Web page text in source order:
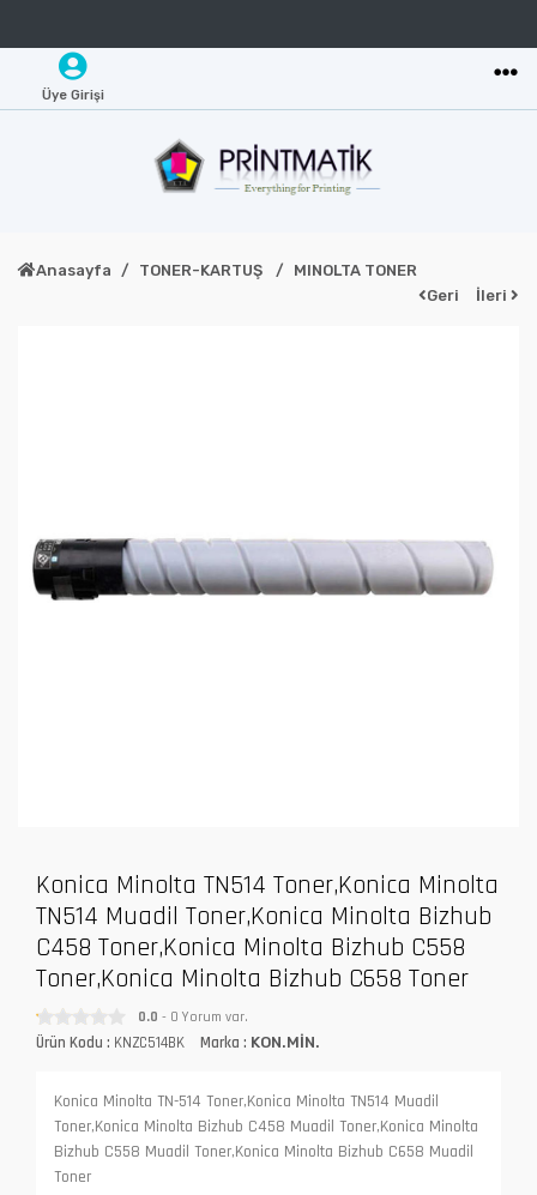
Üye Girişi
Anasayfa TONER-KARTUŞ
MINOLTA TONER
Geri
İleri
Konica Minolta TN514 Toner,Konica Minolta
TN514 Muadil Toner,Konica Minolta Bizhub
C458 Toner,Konica Minolta Bizhub C558
Toner,Konica Minolta Bizhub C658 Toner
0.0 - 0 Yorum var.
Ürün Kodu : KNZC514BK Marka : KON.MİN.
Konica Minolta TN-514 Toner,Konica Minolta TN514 Muadil
Toner,Konica Minolta Bizhub C458 Muadil Toner,Konica Minolta
Bizhub C558 Muadil Toner,Konica Minolta Bizhub C658 Muadil
Toner